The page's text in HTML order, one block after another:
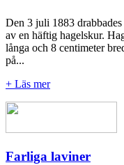
Den 3 juli 1883
av en häftig hagelskur.
långa och 8 centimeter
på...
+ Läs mer
Farliga laviner